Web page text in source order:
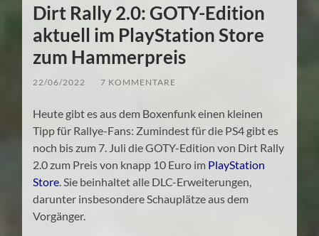
Dirt Rally 2.0: GOTY-Edition
aktuell im PlayStation Store
zum Hammerpreis
22/06/2022 7 KOMMENTARE
Heute gibt es aus dem Boxenfunk einen kleinen
Tipp für Rallye-Fans: Zumindest für die PS4 gibt es
noch bis zum 7. Juli die GOTY-Edition von Dirt Rally
2.0 zum Preis von knapp 10 Euro im PlayStation
Store . Sie beinhaltet alle DLC-Erweiterungen,
darunter insbesondere Schauplätze aus dem
Vorgänger.